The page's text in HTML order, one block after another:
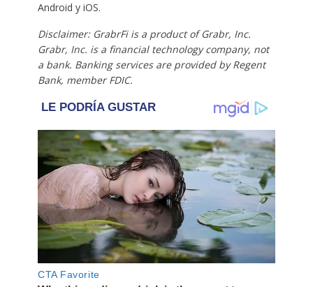
Android y iOS.
Disclaimer: GrabrFi is a product of Grabr, Inc.
Grabr, Inc. is a financial technology company, not
a bank. Banking services are provided by Regent
Bank, member FDIC.